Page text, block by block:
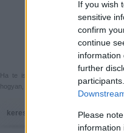
If you wish
sensitive
confirm
continue
information
further
Please
information
Ha te is küldenél egy végigjátszást,
hogyan, hova, mikor, kivel és miért,
keresés